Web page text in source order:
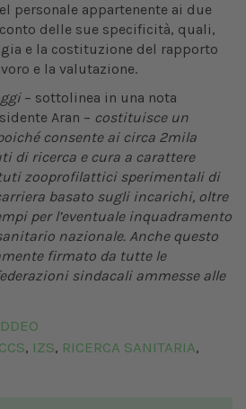
personale appartenente ai due
delle sue specificità, quali,
e la costituzione del rapporto
e la valutazione.
– sottolinea in una nota
Aran – costituisce un
consente ai circa 2mila
di ricerca e cura a carattere
zooprofilattici sperimentali di
basato sugli incarichi, oltre
per l’eventuale inquadramento
nazionale. Anche questo
firmato da tutte le
sindacali ammesse alle
, IZS, RICERCA SANITARIA,